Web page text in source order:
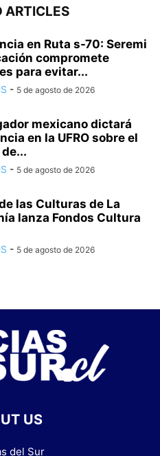
ARTICLES
en Ruta s-70: Seremi
compromete
para evitar...
- 5 de agosto de 2026
mexicano dictará
en la UFRO sobre el
- 5 de agosto de 2026
las Culturas de La
lanza Fondos Cultura
- 5 de agosto de 2026
US
del Sur